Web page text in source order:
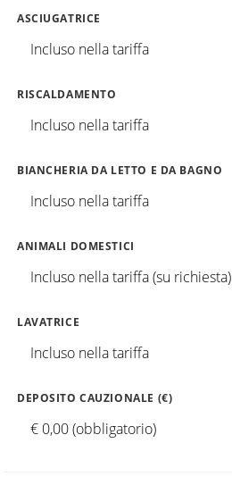
ASCIUGATRICE
Incluso nella tariffa
RISCALDAMENTO
Incluso nella tariffa
BIANCHERIA DA LETTO E DA BAGNO
Incluso nella tariffa
ANIMALI DOMESTICI
Incluso nella tariffa (su richiesta)
LAVATRICE
Incluso nella tariffa
DEPOSITO CAUZIONALE (€)
€ 0,00 (obbligatorio)